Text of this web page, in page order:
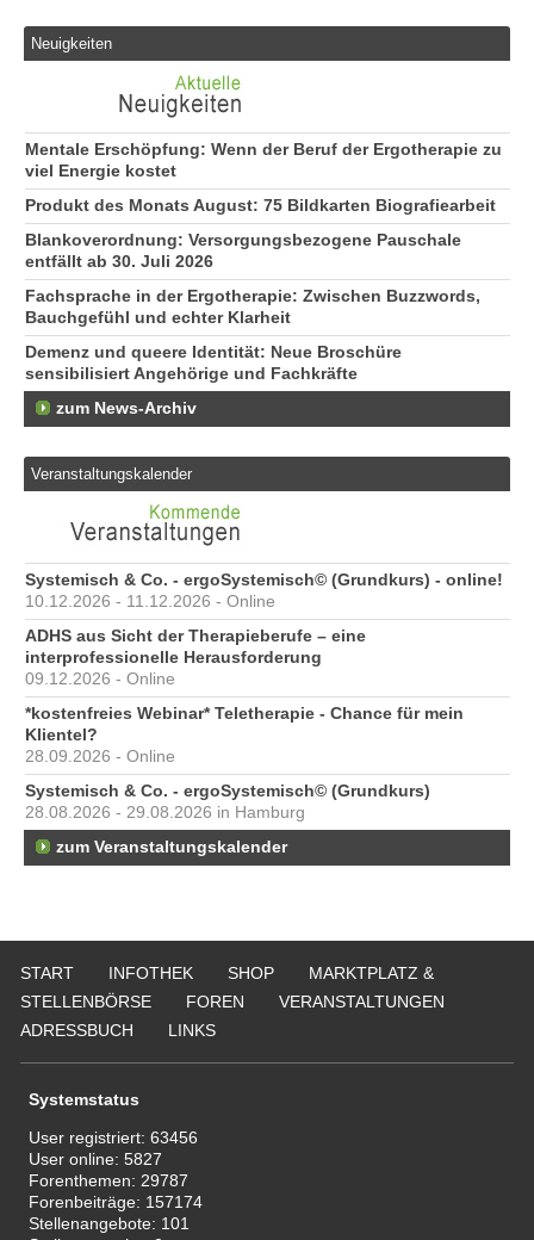
Neuigkeiten
Mentale Erschöpfung: Wenn der Beruf der Ergotherapie zu
viel Energie kostet
Produkt des Monats August: 75 Bildkarten Biografiearbeit
Blankoverordnung: Versorgungsbezogene Pauschale
entfällt ab 30. Juli 2026
Fachsprache in der Ergotherapie: Zwischen Buzzwords,
Bauchgefühl und echter Klarheit
Demenz und queere Identität: Neue Broschüre
sensibilisiert Angehörige und Fachkräfte
zum News-Archiv
Veranstaltungskalender
Systemisch & Co. - ergoSystemisch© (Grundkurs) - online!
10.12.2026 - 11.12.2026 - Online
ADHS aus Sicht der Therapieberufe – eine
interprofessionelle Herausforderung
09.12.2026 - Online
*kostenfreies Webinar* Teletherapie - Chance für mein
Klientel?
28.09.2026 - Online
Systemisch & Co. - ergoSystemisch© (Grundkurs)
28.08.2026 - 29.08.2026 in Hamburg
zum Veranstaltungskalender
START INFOTHEK SHOP
MARKTPLATZ &
STELLENBÖRSE
FOREN
VERANSTALTUNGEN
ADRESSBUCH
LINKS
Systemstatus
User registriert:63456
User online:5827
Forenthemen: 29787
Forenbeiträge: 157174
Stellenangebote: 101